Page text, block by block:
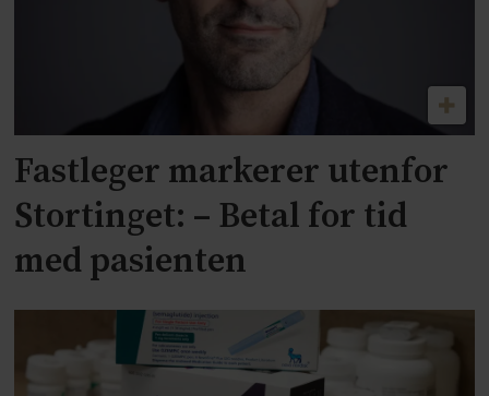
Fastleger markerer utenfor
Stortinget: – Betal for tid
med pasienten